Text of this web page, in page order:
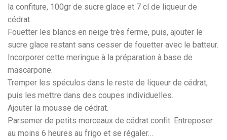
la confiture, 100gr de sucre glace et 7 cl de liqueur de
cédrat.
Fouetter les blancs en neige très ferme, puis, ajouter le
sucre glace restant sans cesser de fouetter avec le batteur.
Incorporer cette meringue à la préparation à base de
mascarpone.
Tremper les spéculos dans le reste de liqueur de cédrat,
puis les mettre dans des coupes individuelles.
Ajouter la mousse de cédrat.
Parsemer de petits morceaux de cédrat confit. Entreposer
au moins 6 heures au frigo et se régaler…